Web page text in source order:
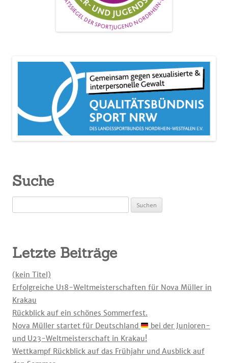
Suche
nach:
Letzte Beiträge
(kein Titel)
Erfolgreiche U18-Weltmeisterschaften für Nova Müller in
Krakau
Rückblick auf ein schönes Sommerfest.
Nova Müller startet für Deutschland
bei der Junioren-
und U23-Weltmeisterschaft in Krakau!
Wettkampf Rückblick auf das Frühjahr und Ausblick auf